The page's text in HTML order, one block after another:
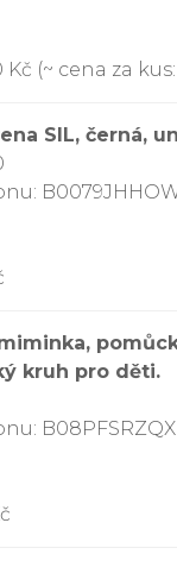
(~ cena za kus:
SIL, černá,
kruh pro děti.
B08PFSRZQX